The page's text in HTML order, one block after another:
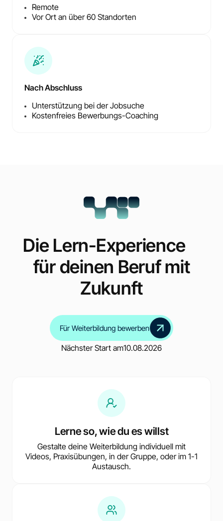
Remote
Vor Ort an über 60 Standorten
Nach Abschluss
Unterstützung bei der Jobsuche
Kostenfreies Bewerbungs-Coaching
Die Lern-Experience
für deinen Beruf mit
Zukunft
Für Weiterbildung bewerben
Nächster Start am10.08.2026
Lerne so, wie du es willst
Gestalte deine Weiterbildung individuell mit
Videos, Praxisübungen, in der Gruppe, oder im 1-1
Austausch.